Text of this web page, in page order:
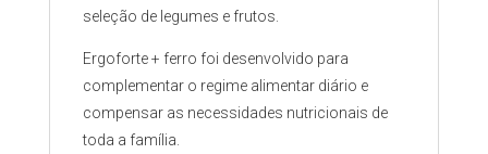
seleção de legumes e frutos.
Ergoforte + ferro foi desenvolvido para
complementar o regime alimentar diário e
compensar as necessidades nutricionais de
toda a família.